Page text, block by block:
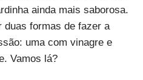
ainda mais saborosa.
duas formas de fazer a
uma com vinagre e
Vamos lá?